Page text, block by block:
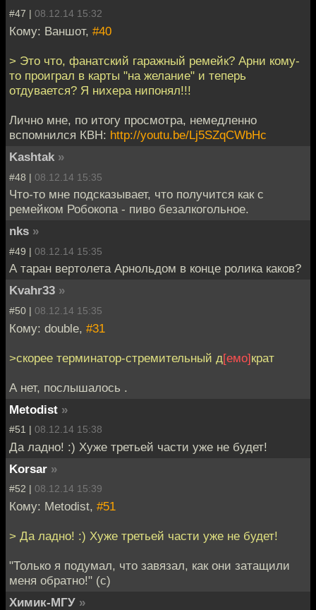
#47 | 08.12.14 15:32
Кому: Ваншот, #40
> Это что, фанатский гаражный ремейк? Арни кому-
то проиграл в карты "на желание" и теперь
отдувается? Я нихера нипонял!!!
Лично мне, по итогу просмотра, немедленно
вспомнился КВН: http://youtu.be/Lj5SZqCWbHc
Kashtak »
#48 | 08.12.14 15:35
Что-то мне подсказывает, что получится как с
ремейком Робокопа - пиво безалкогольное.
nks »
#49 | 08.12.14 15:35
А таран вертолета Арнольдом в конце ролика каков?
Kvahr33 »
#50 | 08.12.14 15:35
Кому: double, #31
>скорее терминатор-стремительный д[емо]крат
А нет, послышалось .
Metodist »
#51 | 08.12.14 15:38
Да ладно! :) Хуже третьей части уже не будет!
Korsar »
#52 | 08.12.14 15:39
Кому: Metodist, #51
> Да ладно! :) Хуже третьей части уже не будет!
"Только я подумал, что завязал, как они затащили
меня обратно!" (с)
Химик-МГУ »